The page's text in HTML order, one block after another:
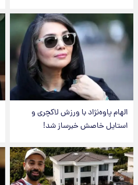
الهام پاوه‌نژاد با ورزش لاکچری و
استایل خاصش خبرساز شد!